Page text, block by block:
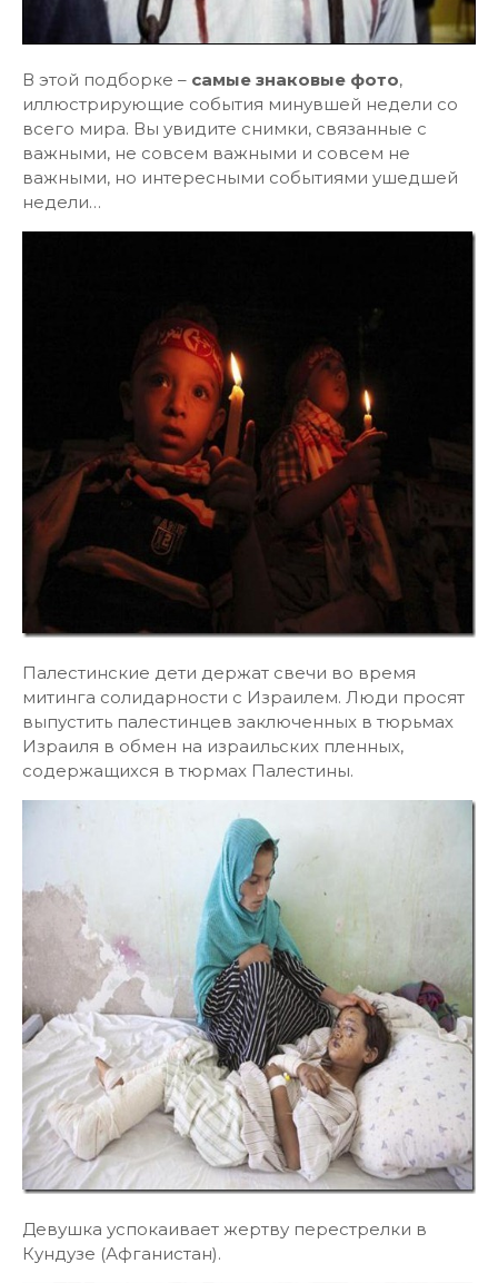
В этой подборке – самые знаковые фото,
иллюстрирующие события минувшей недели со
всего мира. Вы увидите снимки, связанные с
важными, не совсем важными и совсем не
важными, но интересными событиями ушедшей
недели…
Палестинские дети держат свечи во время
митинга солидарности с Израилем. Люди просят
выпустить палестинцев заключенных в тюрьмах
Израиля в обмен на израильских пленных,
содержащихся в тюрмах Палестины.
Девушка успокаивает жертву перестрелки в
Кундузе (Афганистан).